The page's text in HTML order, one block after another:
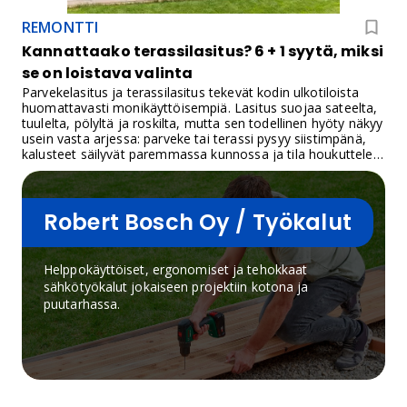
REMONTTI
Kannattaako terassilasitus? 6 + 1 syytä, miksi
se on loistava valinta
Parvekelasitus ja terassilasitus tekevät kodin ulkotiloista
huomattavasti monikäyttöisempiä. Lasitus suojaa sateelta,
tuulelta, pölyltä ja roskilta, mutta sen todellinen hyöty näkyy
usein vasta arjessa: parveke tai terassi pysyy siistimpänä,
kalusteet säilyvät paremmassa kunnossa ja tila houkuttelee
käyttöön myös silloin, kun sää ei ole täydellinen.
Robert Bosch Oy / Työkalut
Helppokäyttöiset, ergonomiset ja tehokkaat
sähkötyökalut jokaiseen projektiin kotona ja
puutarhassa.